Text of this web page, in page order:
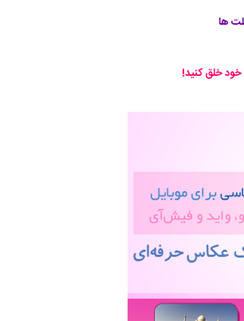
ها
خود خلق کنید‍!